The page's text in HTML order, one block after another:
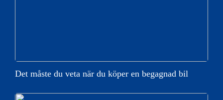
Det måste du veta när du köper en begagnad bil